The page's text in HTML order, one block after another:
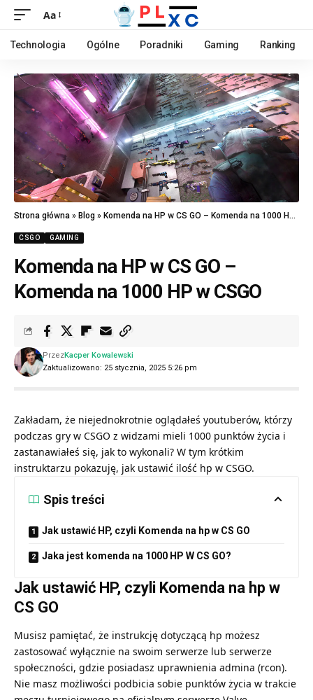
Aa
Technologia Ogólne Poradniki Gaming Ranking
Strona główna » Blog » Komenda na HP w CS GO – Komenda na 1000 HP w CSGO
CSGO GAMING
Komenda na HP w CS GO –
Komenda na 1000 HP w CSGO
Zaktualizowano: 25 stycznia, 2025 5:26 pm
PrzezKacper Kowalewski
Zakładam, że niejednokrotnie oglądałeś youtuberów, którzy
podczas gry w CSGO z widzami mieli 1000 punktów życia i
zastanawiałeś się, jak to wykonali? W tym krótkim
instruktarzu pokazuję, jak ustawić ilość hp w CSGO.
Spis treści
Jak ustawić HP, czyli Komenda na hp w CS GO
Jaka jest komenda na 1000 HP W CS GO?
Jak ustawić HP, czyli Komenda na hp w
CS GO
Musisz pamiętać, że instrukcję dotyczącą hp możesz
zastosować wyłącznie na swoim serwerze lub serwerze
społeczności, gdzie posiadasz uprawnienia admina (rcon).
Nie masz możliwości podbicia sobie punktów życia w trakcie